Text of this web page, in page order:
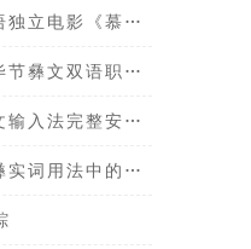
《慕俄格往事》演员征集令
语职业学校应邀参加多地彝
入法完整安装版
用法中的几个问题